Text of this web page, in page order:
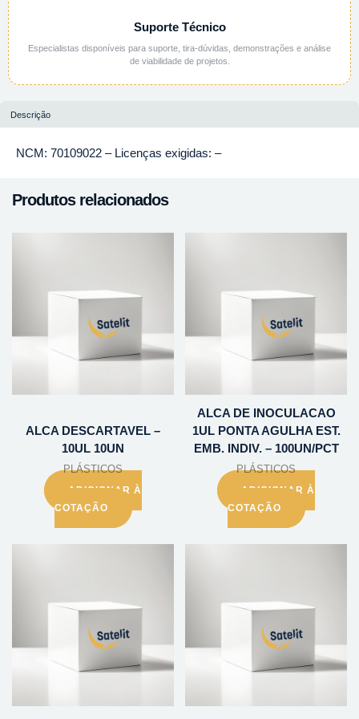
Suporte Técnico
Especialistas disponíveis para suporte, tira-dúvidas, demonstrações e análise
de viabilidade de projetos.
Descrição
NCM: 70109022 – Licenças exigidas: –
Produtos relacionados
ALCA DESCARTAVEL –
10UL 10UN
PLÁSTICOS
ADICIONAR À
COTAÇÃO
ALCA DE INOCULACAO
1UL PONTA AGULHA EST.
EMB. INDIV. – 100UN/PCT
PLÁSTICOS
ADICIONAR À
COTAÇÃO